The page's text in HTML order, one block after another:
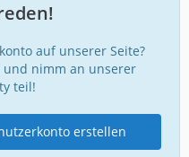
auf unserer Seite?
und nimm an unserer
teil!
erstellen